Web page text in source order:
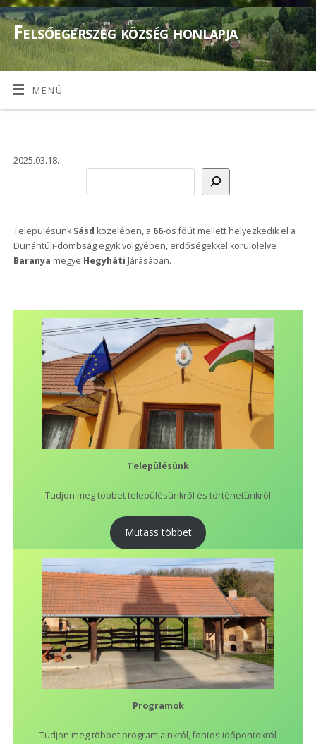
Felsőegerszeg község honlapja
MENÜ
2025.03.18.
Településünk Sásd közelében, a 66-os főút mellett helyezkedik el a
Dunántúli-dombság egyik völgyében, erdőségekkel körülölelve
Baranya megye Hegyháti Járásában.
Településünk
Tudjon meg többet településünkről és történetünkről
Mutass többet
Programok
Tudjon meg többet programjainkról, fontos időpontokról